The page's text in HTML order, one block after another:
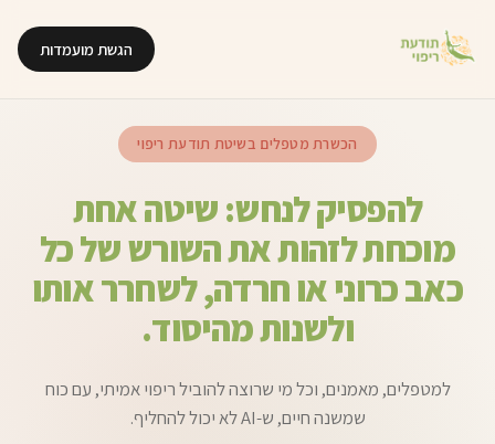
הגשת מועמדות
הכשרת מטפלים בשיטת תודעת ריפוי
להפסיק לנחש: שיטה אחת
מוכחת לזהות את השורש של כל
כאב כרוני או חרדה, לשחרר אותו
ולשנות מהיסוד.
למטפלים, מאמנים, וכל מי שרוצה להוביל ריפוי אמיתי, עם כוח
שמשנה חיים, ש-AI לא יכול להחליף.